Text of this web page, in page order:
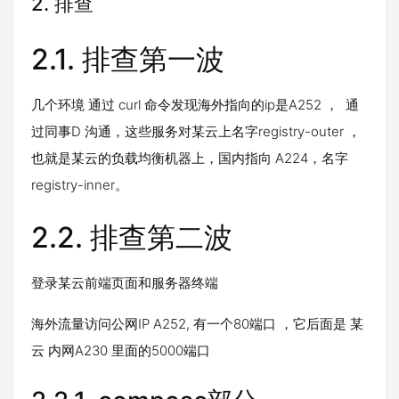
2.1. 排查第一波
几个环境 通过 curl 命令发现海外指向的ip是A252 ， 通
过同事D 沟通，这些服务对某云上名字registry-outer ，
也就是某云的负载均衡机器上，国内指向 A224，名字
registry-inner。
2.2. 排查第二波
登录某云前端页面和服务器终端
海外流量访问公网IP A252, 有一个80端口 ，它后面是 某
云 内网A230 里面的5000端口